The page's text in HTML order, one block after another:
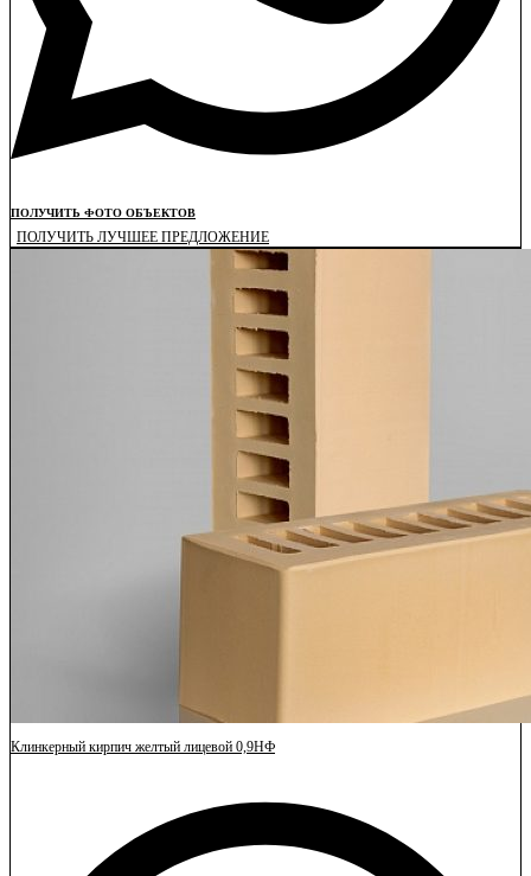
ПОЛУЧИТЬ ФОТО ОБЪЕКТОВ
ПОЛУЧИТЬ ЛУЧШЕЕ ПРЕДЛОЖЕНИЕ
Клинкерный кирпич желтый лицевой 0,9НФ